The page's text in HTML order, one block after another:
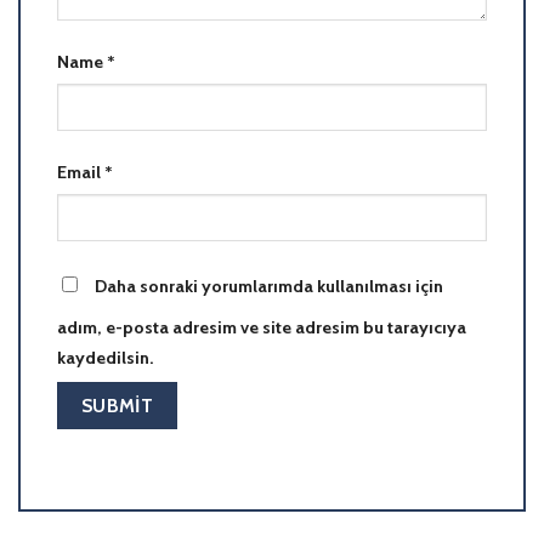
Name *
Email *
Daha sonraki yorumlarımda kullanılması için
adım, e-posta adresim ve site adresim bu tarayıcıya
kaydedilsin.